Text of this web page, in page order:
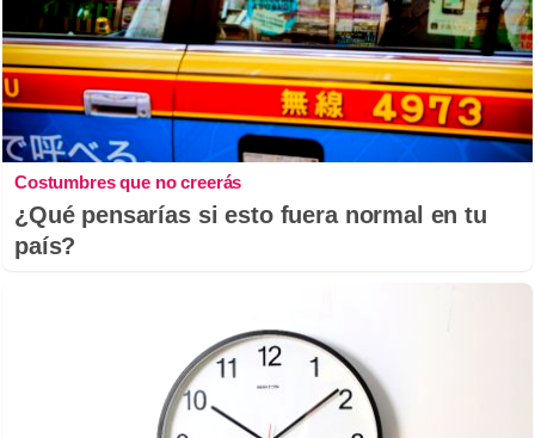
Costumbres que no creerás
¿Qué pensarías si esto fuera normal en tu
país?